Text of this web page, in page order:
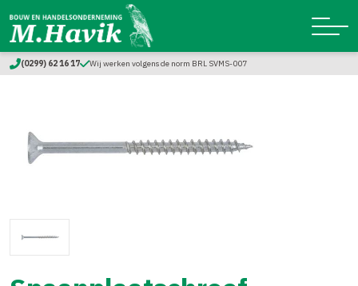
(0299) 62 16 17 Wij werken volgens de norm BRL SVMS-007